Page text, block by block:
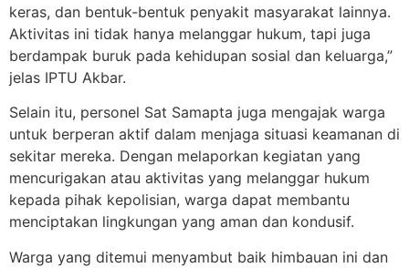
keras, dan bentuk-bentuk penyakit masyarakat lainnya.
Aktivitas ini tidak hanya melanggar hukum, tapi juga
berdampak buruk pada kehidupan sosial dan keluarga,”
jelas IPTU Akbar.
Selain itu, personel Sat Samapta juga mengajak warga
untuk berperan aktif dalam menjaga situasi keamanan di
sekitar mereka. Dengan melaporkan kegiatan yang
mencurigakan atau aktivitas yang melanggar hukum
kepada pihak kepolisian, warga dapat membantu
menciptakan lingkungan yang aman dan kondusif.
Warga yang ditemui menyambut baik himbauan ini dan